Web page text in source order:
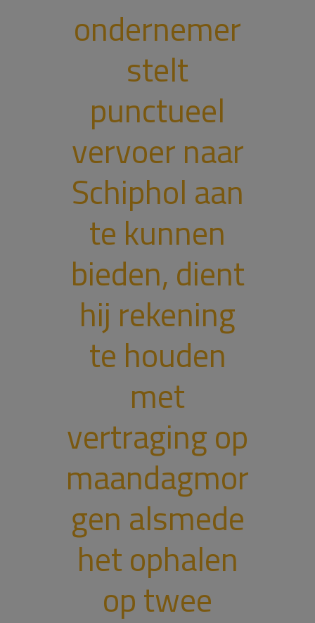
ondernemer
stelt
punctueel
vervoer naar
Schiphol aan
te kunnen
bieden, dient
hij rekening
te houden
met
vertraging op
maandagmor
gen alsmede
het ophalen
op twee